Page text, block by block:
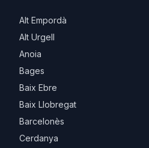
Alt Empordà
Alt Urgell
Anoia
Bages
Baix Ebre
Baix Llobregat
Barcelonès
Cerdanya